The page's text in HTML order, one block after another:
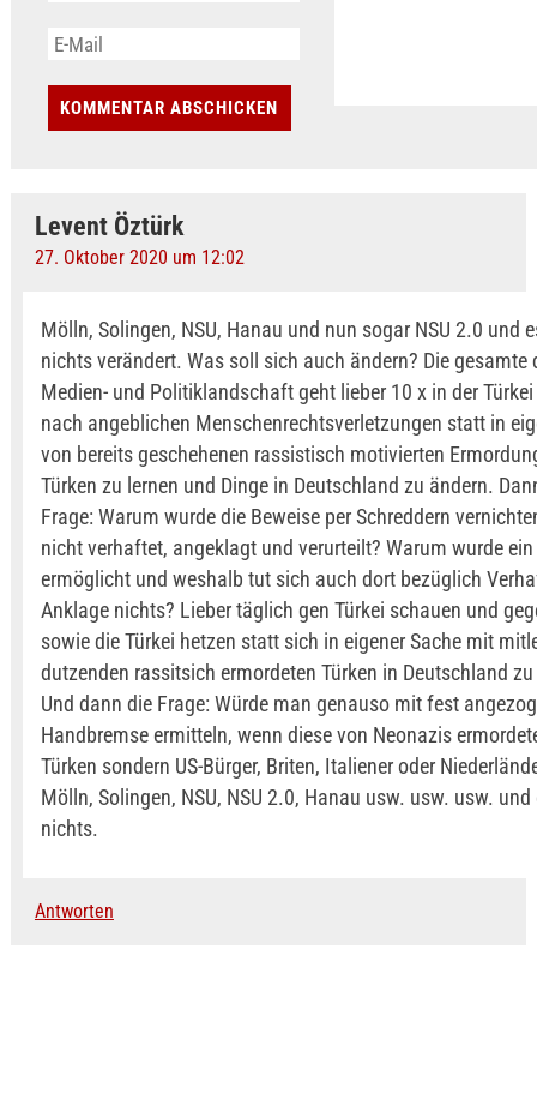
Levent Öztürk
27. Oktober 2020 um 12:02
Mölln, Solingen, NSU, Hanau und nun sogar NSU 2.0 und
nichts verändert. Was soll sich auch ändern? Die gesamte
Medien- und Politiklandschaft geht lieber 10 x in der
nach angeblichen Menschenrechtsverletzungen statt in
von bereits geschehenen rassistisch motivierten
Türken zu lernen und Dinge in Deutschland zu ändern.
Frage: Warum wurde die Beweise per Schreddern
nicht verhaftet, angeklagt und verurteilt? Warum wurde ein
ermöglicht und weshalb tut sich auch dort bezüglich
Anklage nichts? Lieber täglich gen Türkei schauen und
sowie die Türkei hetzen statt sich in eigener Sache mit
dutzenden rassitsich ermordeten Türken in Deutschland
Und dann die Frage: Würde man genauso mit fest
Handbremse ermitteln, wenn diese von Neonazis
Türken sondern US-Bürger, Briten, Italiener oder
Mölln, Solingen, NSU, NSU 2.0, Hanau usw. usw. usw.
nichts.
Antworten